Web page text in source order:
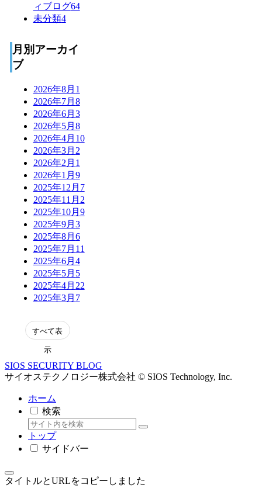
ィブログ64
未分類4
月別アーカイ
ブ
2026年8月 1
2026年7月 8
2026年6月 3
2026年5月 8
2026年4月 10
2026年3月 2
2026年2月 1
2026年1月 9
2025年12月 7
2025年11月 2
2025年10月 9
2025年9月 3
2025年8月 6
2025年7月 11
2025年6月 4
2025年5月 5
2025年4月 22
2025年3月 7
表
示
SIOS SECURITY BLOG
サイオステクノロジー株式会社 © SIOS Technology, Inc.
ホーム
検索
トップ
サイドバー
タイトルとURLをコピーしました